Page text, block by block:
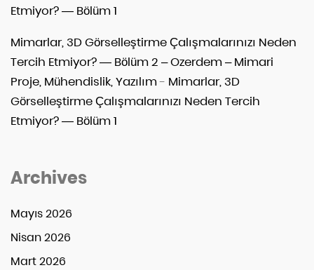
Etmiyor? — Bölüm 1
Mimarlar, 3D Görselleştirme Çalışmalarınızı Neden
Tercih Etmiyor? — Bölüm 2 – Ozerdem – Mimari
Proje, Mühendislik, Yazılım- Mimarlar, 3D
Görselleştirme Çalışmalarınızı Neden Tercih
Etmiyor? — Bölüm 1
Archives
Mayıs 2026
Nisan 2026
Mart 2026